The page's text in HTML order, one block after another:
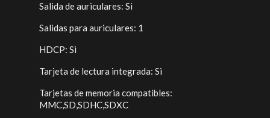
Salida de auriculares: Si
Salidas para auriculares: 1
HDCP: Si
Tarjeta de lectura integrada: Si
Tarjetas de memoria compatibles:
MMC,SD,SDHC,SDXC